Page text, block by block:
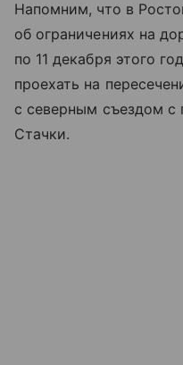
Напомним, что в
об ограничениях на
по 11 декабря этого
проехать на
с северным съездом с
Стачки.